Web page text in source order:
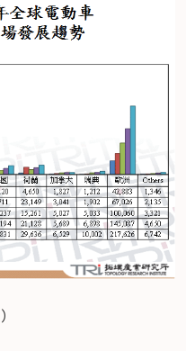
）